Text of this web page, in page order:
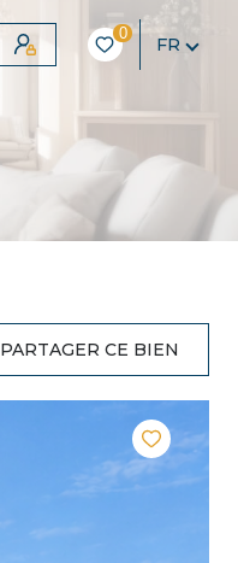
0
FR
PARTAGER CE BIEN